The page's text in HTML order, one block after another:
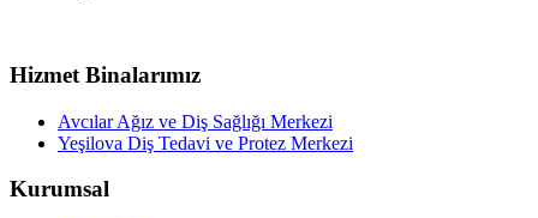
Hizmet Binalarımız
Avcılar Ağız ve Diş Sağlığı Merkezi
Yeşilova Diş Tedavi ve Protez Merkezi
Kurumsal